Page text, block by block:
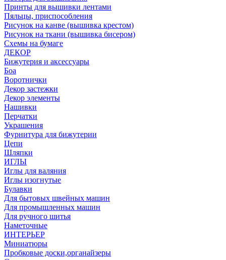
Принты для вышивки лентами
Пяльцы, приспособления
Рисунок на канве (вышивка крестом)
Рисунок на ткани (вышивка бисером)
Схемы на бумаге
ДЕКОР
Бижутерия и аксессуары
Боа
Воротнички
Декор застежки
Декор элементы
Нашивки
Перчатки
Украшения
Фурнитура для бижутерии
Цепи
Шляпки
ИГЛЫ
Иглы для валяния
Иглы изогнутые
Булавки
Для бытовых швейных машин
Для промышленных машин
Для ручного шитья
Наметочные
ИНТЕРЬЕР
Миниатюры
Пробковые доски,органайзеры